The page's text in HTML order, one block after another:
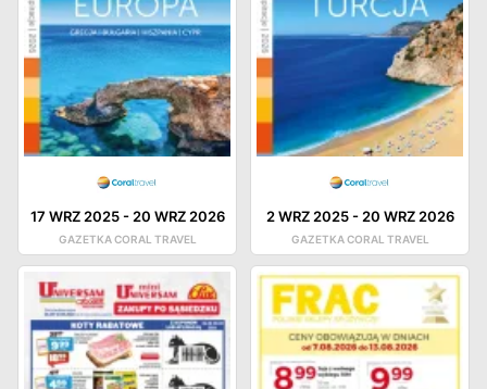
17 WRZ 2025- 20 WRZ 2026
GAZETKA CORAL TRAVEL
2 WRZ 2025- 20 WRZ 2026
GAZETKA CORAL TRAVEL